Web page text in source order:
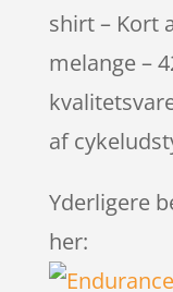
shirt – Kort
melange –
af
Yderligere
her: